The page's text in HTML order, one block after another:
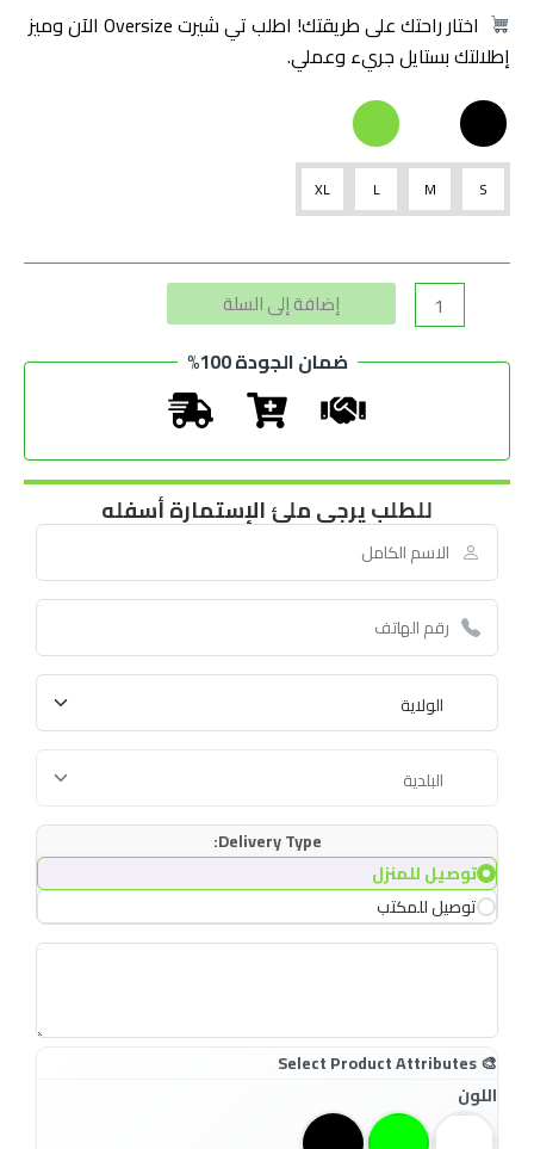
اختار راحتك على طريقتك! اطلب تي شيرت Oversize الآن وميز
إطلالتك بستايل جريء وعملي.
S
M
L
XL
إضافة إلى السلة
ضمان الجودة 100%
للطلب يرجى ملئ الإستمارة أسفله
Delivery Type:
توصيل للمنزل
توصيل للمكتب
اللون